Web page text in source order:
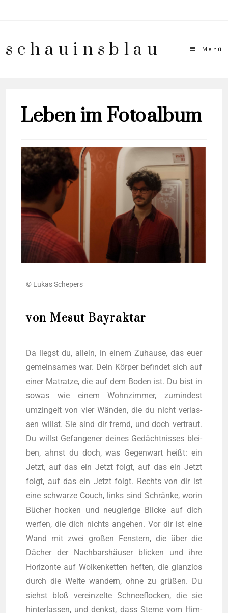
schauinsblau Menü
Leben im Fotoalbum
© Lukas Schepers
von Mesut Bayraktar
Da liegst du, allein, in einem Zuhau­se, das euer
gemein­sa­mes war. Dein Kör­per befin­det sich auf
einer Matrat­ze, die auf dem Boden ist. Du bist in
sowas wie einem Wohn­zim­mer, zumin­dest
umzin­gelt von vier Wän­den, die du nicht ver­las­
sen willst. Sie sind dir fremd, und doch ver­traut.
Du willst Gefan­ge­ner dei­nes Gedächt­nis­ses blei­
ben, ahnst du doch, was Gegen­wart heißt: ein
Jetzt, auf das ein Jetzt folgt, auf das ein Jetzt
folgt, auf das ein Jetzt folgt. Rechts von dir ist
eine schwar­ze Couch, links sind Schrän­ke, wor­in
Bücher hocken und neu­gie­ri­ge Bli­cke auf dich
wer­fen, die dich nichts ange­hen. Vor dir ist eine
Wand mit zwei gro­ßen Fens­tern, die über die
Dächer der Nach­bars­häu­ser bli­cken und ihre
Hori­zon­te auf Wol­ken­ket­ten hef­ten, die glanz­los
durch die Wei­te wan­dern, ohne zu grü­ßen. Du
siehst bloß ver­ein­zel­te Schnee­flo­cken, die sie
hin­ter­las­sen, und denkst, dass Ster­ne vom Him­